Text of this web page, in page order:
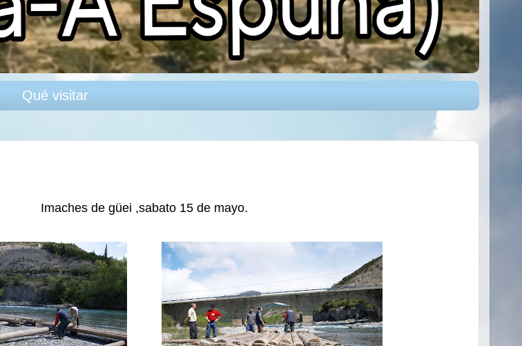
Qué visitar
Imaches de güei ,sabato 15 de mayo.